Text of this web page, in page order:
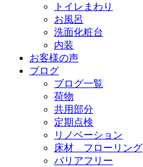
トイレまわり
お風呂
洗面化粧台
内装
お客様の声
ブログ
ブログ一覧
荷物
共用部分
定期点検
リノベーション
床材 フローリング
バリアフリー